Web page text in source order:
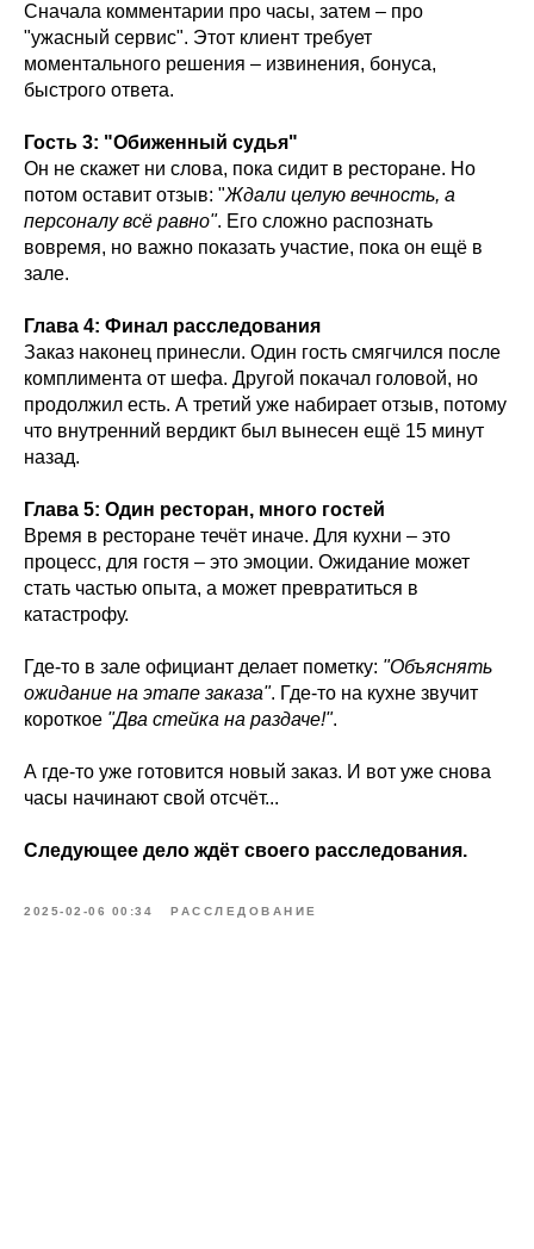
Сначала комментарии про часы, затем – про
"ужасный сервис". Этот клиент требует
моментального решения – извинения, бонуса,
быстрого ответа.
Гость 3: "Обиженный судья"
Он не скажет ни слова, пока сидит в ресторане. Но
потом оставит отзыв: "Ждали целую вечность, а
персоналу всё равно". Его сложно распознать
вовремя, но важно показать участие, пока он ещё в
зале.
Глава 4: Финал расследования
Заказ наконец принесли. Один гость смягчился после
комплимента от шефа. Другой покачал головой, но
продолжил есть. А третий уже набирает отзыв, потому
что внутренний вердикт был вынесен ещё 15 минут
назад.
Глава 5: Один ресторан, много гостей
Время в ресторане течёт иначе. Для кухни – это
процесс, для гостя – это эмоции. Ожидание может
стать частью опыта, а может превратиться в
катастрофу.
Где-то в зале официант делает пометку: "Объяснять
ожидание на этапе заказа". Где-то на кухне звучит
короткое "Два стейка на раздаче!".
А где-то уже готовится новый заказ. И вот уже снова
часы начинают свой отсчёт...
Следующее дело ждёт своего расследования.
2025-02-06 00:34 РАССЛЕДОВАНИЕ